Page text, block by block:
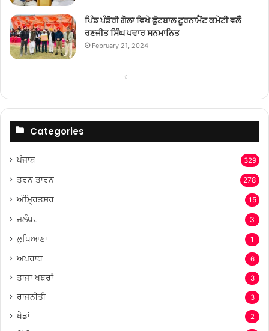
ਪਿੰਡ ਪੰਡੋਰੀ ਗੋਲਾ ਵਿਖੇ ਫੁੱਟਬਾਲ ਟੂਰਨਾਮੈਂਟ ਕਮੇਟੀ ਵਲੋੰ
ਰਣਜੀਤ ਸਿੰਘ ਪਵਾਰ ਸਨਮਾਨਿਤ
February 21, 2024
Previous
Categories
ਪੰਜਾਬ 329
ਤਰਨ ਤਾਰਨ 278
ਅੰਮ੍ਰਿਤਸਰ 15
ਜਲੰਧਰ 3
ਲੁਧਿਆਣਾ 1
ਅਪਰਾਧ 6
ਤਾਜਾ ਖਬਰਾਂ 3
ਰਾਜਨੀਤੀ 3
ਖੇਡਾਂ 2